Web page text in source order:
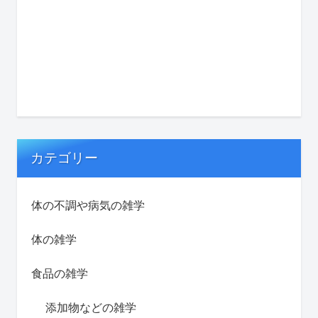
カテゴリー
体の不調や病気の雑学
体の雑学
食品の雑学
添加物などの雑学